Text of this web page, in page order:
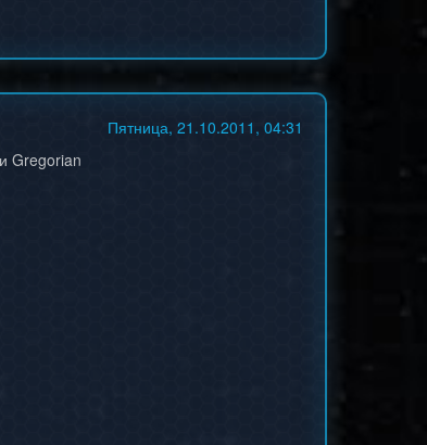
Пятница, 21.10.2011, 04:31
Gregorian